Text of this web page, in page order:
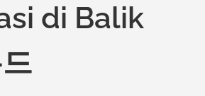
di Balik